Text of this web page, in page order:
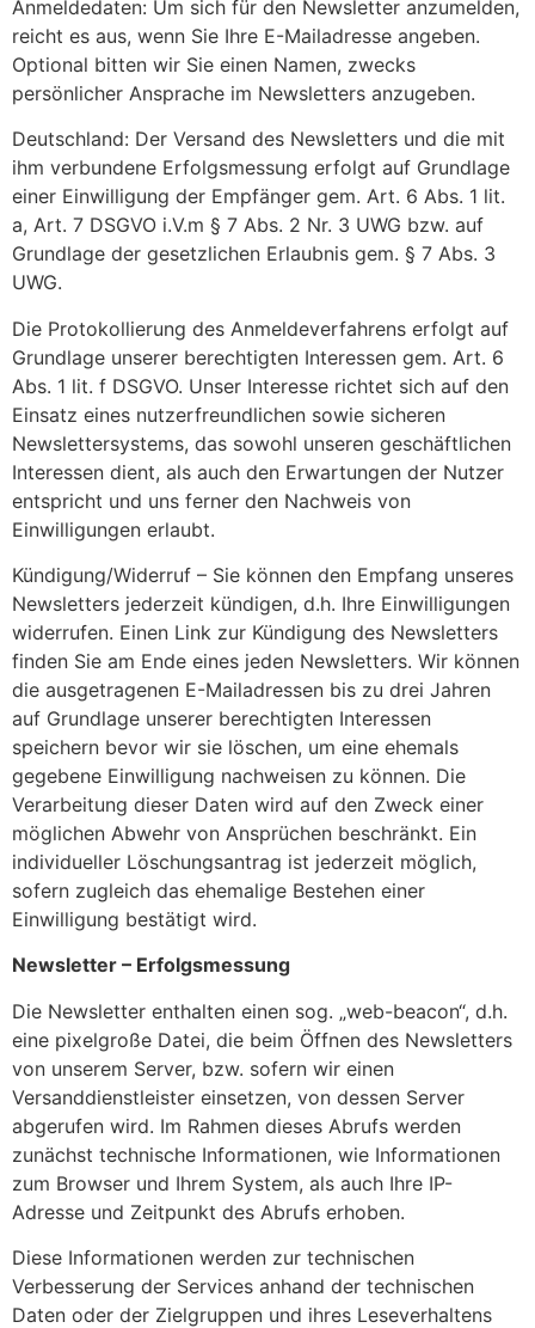
Anmeldedaten: Um sich für den Newsletter anzumelden,
reicht es aus, wenn Sie Ihre E-Mailadresse angeben.
Optional bitten wir Sie einen Namen, zwecks
persönlicher Ansprache im Newsletters anzugeben.
Deutschland: Der Versand des Newsletters und die mit
ihm verbundene Erfolgsmessung erfolgt auf Grundlage
einer Einwilligung der Empfänger gem. Art. 6 Abs. 1 lit.
a, Art. 7 DSGVO i.V.m § 7 Abs. 2 Nr. 3 UWG bzw. auf
Grundlage der gesetzlichen Erlaubnis gem. § 7 Abs. 3
UWG.
Die Protokollierung des Anmeldeverfahrens erfolgt auf
Grundlage unserer berechtigten Interessen gem. Art. 6
Abs. 1 lit. f DSGVO. Unser Interesse richtet sich auf den
Einsatz eines nutzerfreundlichen sowie sicheren
Newslettersystems, das sowohl unseren geschäftlichen
Interessen dient, als auch den Erwartungen der Nutzer
entspricht und uns ferner den Nachweis von
Einwilligungen erlaubt.
Kündigung/Widerruf – Sie können den Empfang unseres
Newsletters jederzeit kündigen, d.h. Ihre Einwilligungen
widerrufen. Einen Link zur Kündigung des Newsletters
finden Sie am Ende eines jeden Newsletters. Wir können
die ausgetragenen E-Mailadressen bis zu drei Jahren
auf Grundlage unserer berechtigten Interessen
speichern bevor wir sie löschen, um eine ehemals
gegebene Einwilligung nachweisen zu können. Die
Verarbeitung dieser Daten wird auf den Zweck einer
möglichen Abwehr von Ansprüchen beschränkt. Ein
individueller Löschungsantrag ist jederzeit möglich,
sofern zugleich das ehemalige Bestehen einer
Einwilligung bestätigt wird.
Newsletter – Erfolgsmessung
Die Newsletter enthalten einen sog. „web-beacon“, d.h.
eine pixelgroße Datei, die beim Öffnen des Newsletters
von unserem Server, bzw. sofern wir einen
Versanddienstleister einsetzen, von dessen Server
abgerufen wird. Im Rahmen dieses Abrufs werden
zunächst technische Informationen, wie Informationen
zum Browser und Ihrem System, als auch Ihre IP-
Adresse und Zeitpunkt des Abrufs erhoben.
Diese Informationen werden zur technischen
Verbesserung der Services anhand der technischen
Daten oder der Zielgruppen und ihres Leseverhaltens